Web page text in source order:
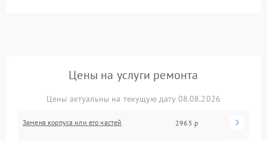
Цены на услуги ремонта
Цены актуальны на текущую дату 08.08.2026
Замена корпуса или его частей 2965 р